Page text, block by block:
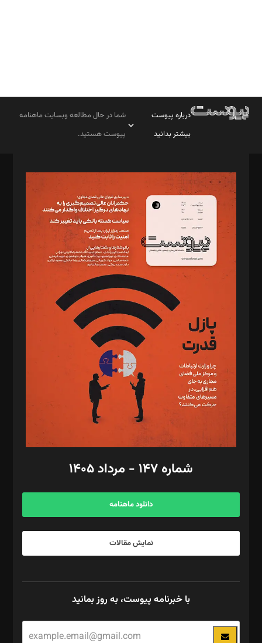
درباره پیوست
بیشتر بدانید
شما در حال مطالعه وبسایت ماهنامه
پیوست هستید.
مدیر مسئول: محمدباقر اثنی‌عشری
سردبیر: مهرک محمودی
دبیر تحریریه: میثم قاسمی
د‌بیر ناداستان: سمانه سمیع
د‌بیر خدمت و تجارت: ابوالفضل رجبی
د‌بیر حقوق فناوری: حسام‌الدین ایپکچی
د‌بیر پیوست جهان: مینا پاکدل
د‌بیر تحریریه آنلاین: بابک نقاش
تحریریه‌: مجتبی محمود‌ی، آرش برهمند، یسنا امان‌پور، سروش کرمیان،
مصطفی مسجدی آرانی، ابوالفضل رجبی، زهرا فکرانه، فائزه فتحی
رستمی،مصطفی باستان
ویرایش: نگار استاد‌‌آقا
طراح یونیفرم: مجید توکلی
فیلمبرداری و عکاسی: امیر شفیعی، مانی لطفی زاده
گرافیک و صفحه‌آرایی: سید‌سبحان‌علی ثابت
مد‌یر توسعه تجاری: کامبیز برید‌
امور مالی: شاپور رهبری، محمد‌ کاظمی‌نیا
آگهی و مشترکین: ۰۹۱۹۹۹۹۰۴۵۴
شماره ۱۴۷ - مرداد ۱۴۰۵
دانلود ماهنامه
نمایش مقالات
با خبرنامه پیوست، به روز بمانید